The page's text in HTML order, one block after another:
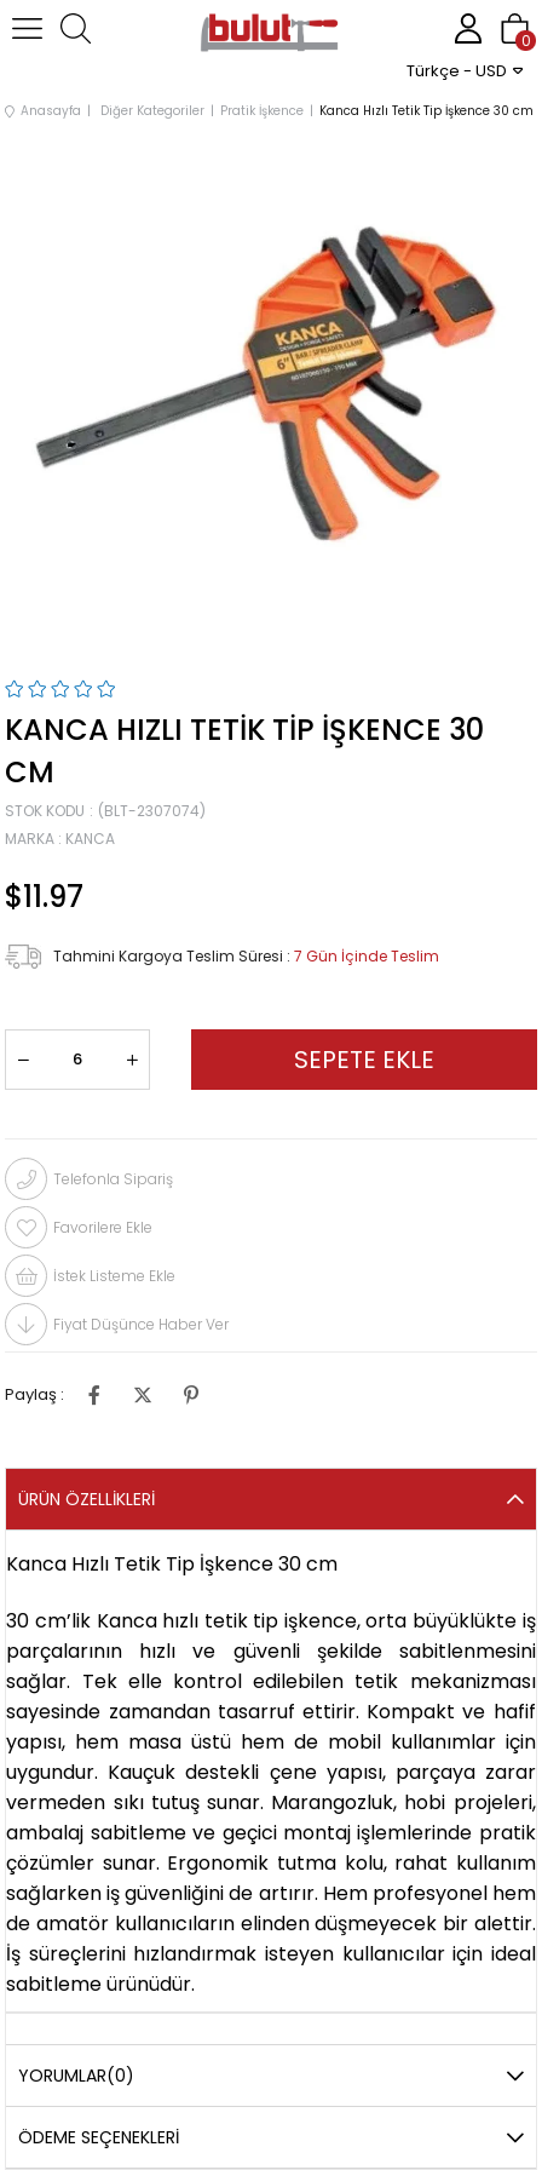
Türkçe - USD
0
Anasayfa Diğer Kategoriler Pratik İşkence Kanca Hızlı Tetik Tip İşkence 30 cm
KANCA HIZLI TETIK TIP İŞKENCE 30
CM
STOK KODU
(BLT-2307074)
MARKA : KANCA
$11.97
Tahmini Kargoya Teslim Süresi : 7 Gün İçinde Teslim
Telefonla Sipariş
Favorilere Ekle
İstek Listeme Ekle
Fiyat Düşünce Haber Ver
Paylaş :
ÜRÜN ÖZELLIKLERI
Kanca Hızlı Tetik Tip İşkence 30 cm
30 cm’lik Kanca hızlı tetik tip işkence, orta büyüklükte iş
parçalarının hızlı ve güvenli şekilde sabitlenmesini
sağlar. Tek elle kontrol edilebilen tetik mekanizması
sayesinde zamandan tasarruf ettirir. Kompakt ve hafif
yapısı, hem masa üstü hem de mobil kullanımlar için
uygundur. Kauçuk destekli çene yapısı, parçaya zarar
vermeden sıkı tutuş sunar. Marangozluk, hobi projeleri,
ambalaj sabitleme ve geçici montaj işlemlerinde pratik
çözümler sunar. Ergonomik tutma kolu, rahat kullanım
sağlarken iş güvenliğini de artırır. Hem profesyonel hem
de amatör kullanıcıların elinden düşmeyecek bir alettir.
İş süreçlerini hızlandırmak isteyen kullanıcılar için ideal
sabitleme ürünüdür.
YORUMLAR(0)
ÖDEME SEÇENEKLERI